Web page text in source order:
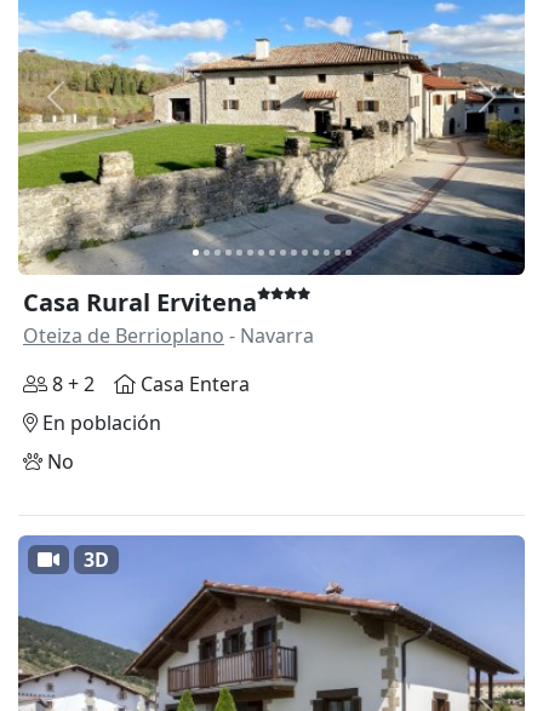
Anterior
Casa Rural Ervitena
Oteiza de Berrioplano - Navarra
8 + 2
Casa Entera
En población
No
3D